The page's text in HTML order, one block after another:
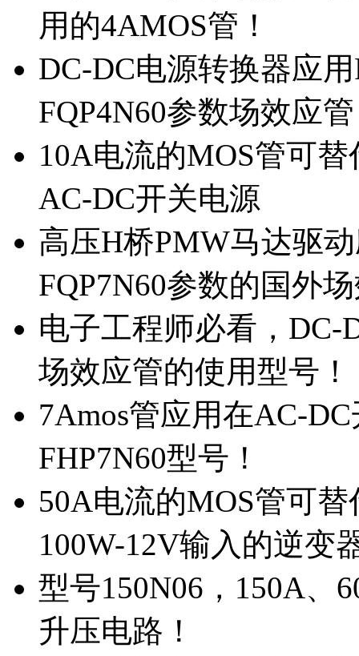
用的4AMOS管！
DC-DC电源转换器应
FQP4N60参数场效应
10A电流的MOS管可
AC-DC开关电源
高压H桥PMW马达驱
FQP7N60参数的国外
电子工程师必看，DC-
场效应管的使用型号！
7Amos管应用在AC-
FHP7N60型号！
50A电流的MOS管可
100W-12V输入的逆变
型号150N06，150A、
升压电路！